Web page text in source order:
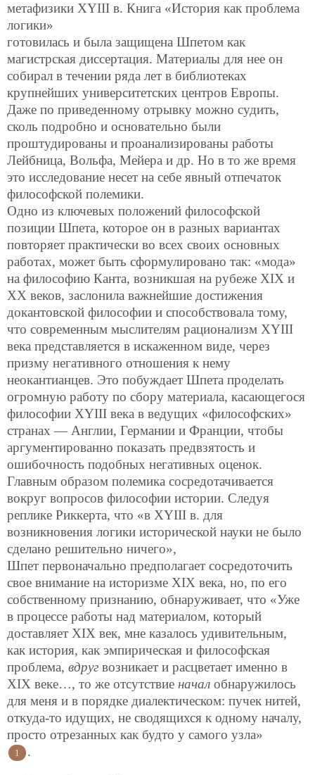
метафизики XYIII в. Книга «История как проблема
логики»
готовилась и была защищена Шпетом как
магистрская диссертация. Материалы для нее он
собирал в течении ряда лет в библиотеках
крупнейших университетских центров Европы.
Даже по приведенному отрывку можно судить,
сколь подробно и основательно были
проштудированы и проанализированы работы
Лейбница, Вольфа, Мейера и др. Но в то же время
это исследование несет на себе явный отпечаток
философской полемики.
Одно из ключевых положений философской
позиции Шпета, которое он в разных вариантах
повторяет практически во всех своих основных
работах, может быть сформулировано так: «мода»
на философию Канта, возникшая на рубеже XIX и
XX веков, заслонила важнейшие достижения
докантовской философии и способствовала тому,
что современным мыслителям рационализм XYIII
века представляется в искаженном виде, через
призму негативного отношения к нему
неокантианцев. Это побуждает Шпета проделать
огромную работу по сбору материала, касающегося
философии XYIII века в ведущих «философских»
странах — Англии, Германии и Франции, чтобы
аргументированно показать предвзятость и
ошибочность подобных негативных оценок.
Главным образом полемика сосредотачивается
вокруг вопросов философии истории. Следуя
реплике Риккерта, что «в XYIII в. для
возникновения логики исторической науки не было
сделано решительно ничего»,
Шпет первоначально предполагает сосредоточить
свое внимание на историзме XIX века, но, по его
собственному признанию, обнаруживает, что «Уже
в процессе работы над материалом, который
доставляет XIX век, мне казалось удивительным,
как история, как эмпирическая и философская
проблема, вдруг возникает и расцветает именно в
XIX веке…, то же отсутствие начал обнаружилось
для меня и в порядке диалектическом: пучек нитей,
откуда-то идущих, не сводящихся к одному началу,
просто отрезанных как будто у самого узла»
1 .